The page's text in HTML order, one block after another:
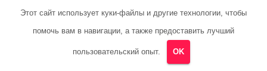
Джейн Остин — Гордость и предубеждение
Джейн Остин — Гордость и предубеждение
Этот сайт использует куки-файлы и другие технологии, чтобы
помочь вам в навигации, а также предоставить лучший
пользовательский опыт. OK